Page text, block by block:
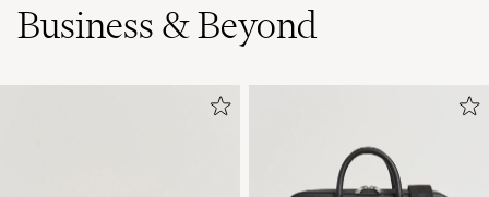
Business & Beyond